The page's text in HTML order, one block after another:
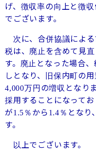
げ、徴収率の向上と徴
でございます。
次に、合併協議によ
税は、廃止を含めて見
す。廃止となった場合、
しとなり、旧保内町の
4,000万円の増収となり
採用することになって
が1.5 ％から 1.4 ％となり
す。
以上でございます。